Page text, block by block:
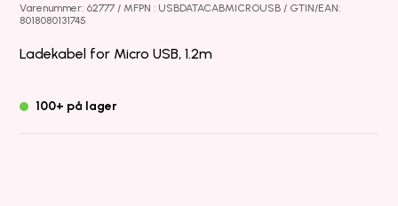
Varenummer: 62777 / MFPN : USBDATACABMICROUSB / GTIN/EAN:
8018080131745
Ladekabel for Micro USB, 1.2m
100+ på lager